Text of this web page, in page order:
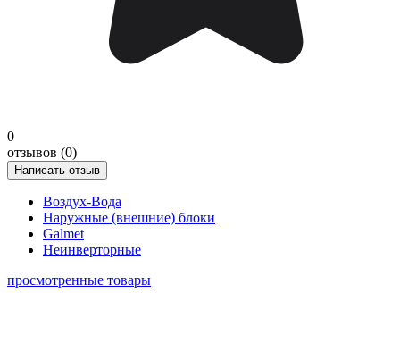
0
отзывов (0)
Написать отзыв
Воздух-Вода
Наружные (внешние) блоки
Galmet
Неинверторные
просмотренные товары